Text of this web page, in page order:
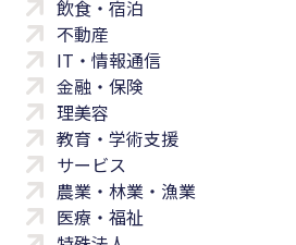
飲食・宿泊
不動産
IT・情報通信
金融・保険
理美容
教育・学術支援
サービス
農業・林業・漁業
医療・福祉